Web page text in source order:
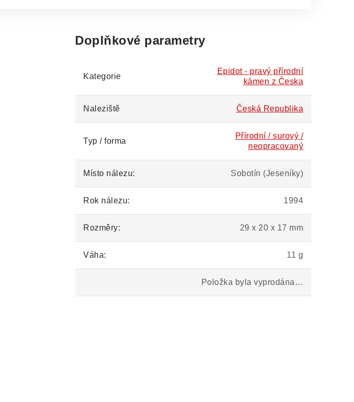
Doplňkové parametry
Kategorie
Epidot - pravý přírodní
kámen z Česka
Naleziště Česká Republika
Typ / forma
Přírodní / surový /
neopracovaný
Místo nálezu: Sobotín (Jeseníky)
Rok nálezu: 1994
Rozměry: 29 x 20 x 17 mm
Váha: 11 g
Položka byla vyprodána…